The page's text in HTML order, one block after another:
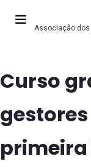
Associação dos
Curso